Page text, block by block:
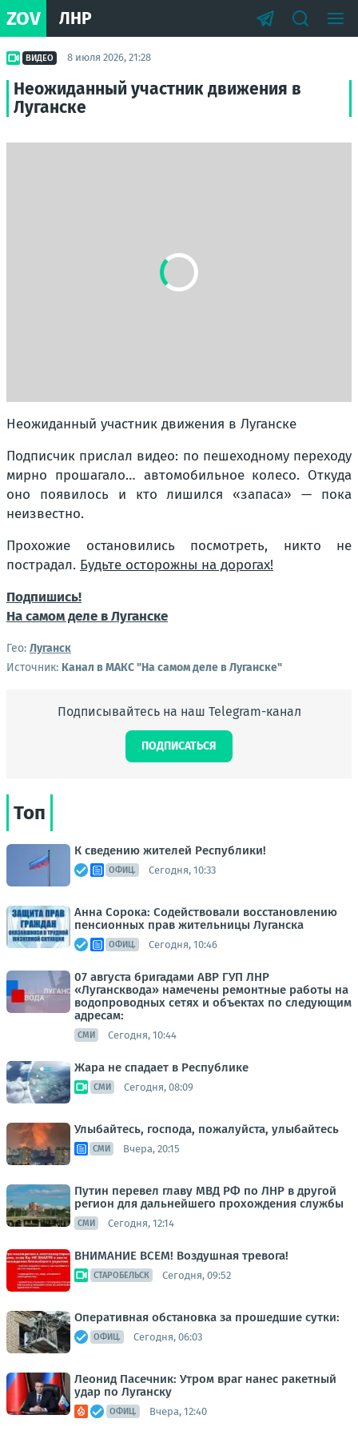
ZOV ЛНР
ВИДЕО 8 июля 2026, 21:28
Неожиданный участник движения в
Луганске
Неожиданный участник движения в Луганске
Подписчик прислал видео: по пешеходному переходу
мирно прошагало… автомобильное колесо. Откуда
оно появилось и кто лишился «запаса» — пока
неизвестно.
Прохожие остановились посмотреть, никто не
пострадал. Будьте осторожны на дорогах!
Подпишись!
На самом деле в Луганске
Гео: Луганск
Источник: Канал в МАКС "На самом деле в Луганске"
Подписывайтесь на наш Telegram-канал
ПОДПИСАТЬСЯ
Топ
К сведению жителей Республики!
ОФИЦ. Сегодня, 10:33
Анна Сорока: Содействовали восстановлению
пенсионных прав жительницы Луганска
ОФИЦ. Сегодня, 10:46
07 августа бригадами АВР ГУП ЛНР
«Лугансквода» намечены ремонтные работы на
водопроводных сетях и объектах по следующим
адресам:
СМИ Сегодня, 10:44
Жара не спадает в Республике
СМИ Сегодня, 08:09
Улыбайтесь, господа, пожалуйста, улыбайтесь
СМИ Вчера, 20:15
Путин перевел главу МВД РФ по ЛНР в другой
регион для дальнейшего прохождения службы
СМИ Сегодня, 12:14
ВНИМАНИЕ ВСЕМ! Воздушная тревога!
СТАРОБЕЛЬСК Сегодня, 09:52
Оперативная обстановка за прошедшие сутки:
ОФИЦ. Сегодня, 06:03
Леонид Пасечник: Утром враг нанес ракетный
удар по Луганску
ОФИЦ. Вчера, 12:40